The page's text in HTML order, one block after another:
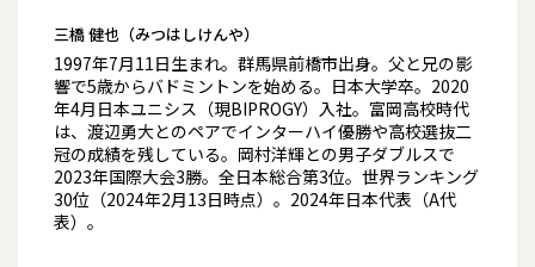
三橋 健也（みつはしけんや）
1997年7月11日生まれ。群馬県前橋市出身。父と兄の影
響で5歳からバドミントンを始める。日本大学卒。2020
年4月日本ユニシス（現BIPROGY）入社。富岡高校時代
は、渡辺勇大とのペアでインターハイ優勝や高校選抜二
冠の成績を残している。岡村洋輝との男子ダブルスで
2023年国際大会3勝。全日本総合第3位。世界ランキング
30位（2024年2月13日時点）。2024年日本代表（A代
表）。